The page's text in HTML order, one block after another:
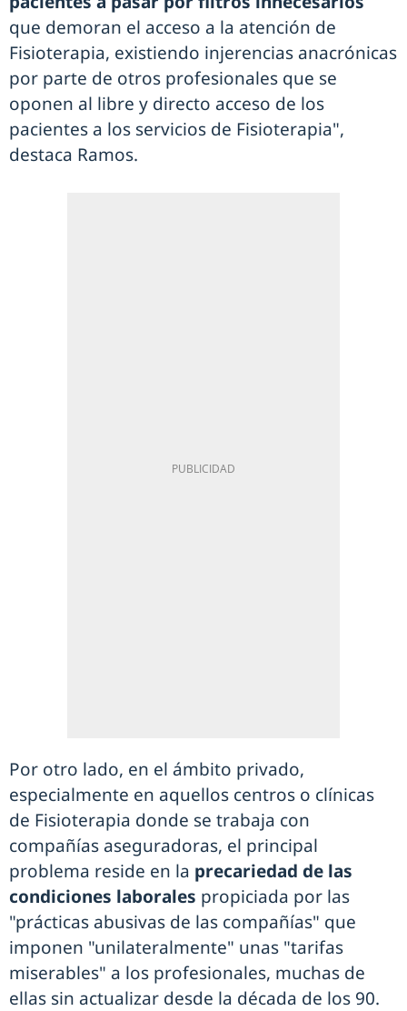
que demoran el acceso a la atención de
Fisioterapia, existiendo injerencias anacrónicas
por parte de otros profesionales que se
oponen al libre y directo acceso de los
pacientes a los servicios de Fisioterapia",
destaca Ramos.
Por otro lado, en el ámbito privado,
especialmente en aquellos centros o clínicas
de Fisioterapia donde se trabaja con
compañías aseguradoras, el principal
problema reside en la precariedad de las
condiciones laborales propiciada por las
"prácticas abusivas de las compañías" que
imponen "unilateralmente" unas "tarifas
miserables" a los profesionales, muchas de
ellas sin actualizar desde la década de los 90.